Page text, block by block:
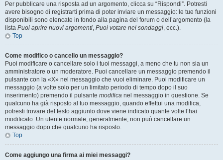
Per pubblicare una risposta ad un argomento, clicca su “Rispondi”. Potresti
avere bisogno di registrarti prima di poter inviare un messaggio: le tue funzioni
disponibili sono elencate in fondo alla pagina del forum o dell’argomento (la
lista Puoi aprire nuovi argomenti, Puoi votare nei sondaggi, ecc.).
Top
Come modifico o cancello un messaggio?
Puoi modificare o cancellare solo i tuoi messaggi, a meno che tu non sia un
amministratore o un moderatore. Puoi cancellare un messaggio premendo il
pulsante con la «X» nel messaggio che vuoi eliminare. Puoi modificare un
messaggio (a volte solo per un limitato periodo di tempo dopo il suo
inserimento) premendo il pulsante modifica nel messaggio in questione. Se
qualcuno ha già risposto al tuo messaggio, quando effettui una modifica,
potresti trovare del testo aggiunto dove viene indicato quante volte l’hai
modificato. Un utente normale, generalmente, non può cancellare un
messaggio dopo che qualcuno ha risposto.
Top
Come aggiungo una firma ai miei messaggi?